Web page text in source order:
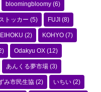
bloomingbloomy (6)
トッカー (5) FUJI (8)
(2) KOHYO (7)
Odakyu OX (12)
あんくる夢市場 (3)
み市民生協 (2) いちい (2)